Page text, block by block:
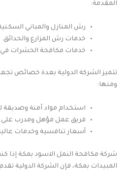
المقدمة:
رش المنازل والمباني
خدمات رش المزارع والحدائق.
خدمات مكافحة الحشرات في
تتميز الشركة الدولية بعدة خصائص
ومنها:
استخدام مواد آمنة وصديقة
فريق عمل مؤهل ومدرب على
أسعار تنافسية وخدمات
شركة مكافحة النمل الاسود بمكة إذا
المبيدات بمكة، فإن الشركة الدولية